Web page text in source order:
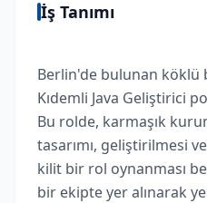
İş Tanımı
Berlin'de bulunan
Kıdemli Java Geliştirici
Bu rolde, karmaşık
tasarımı, geliştirilmesi
kilit bir rol oynanması
bir ekipte yer alınarak